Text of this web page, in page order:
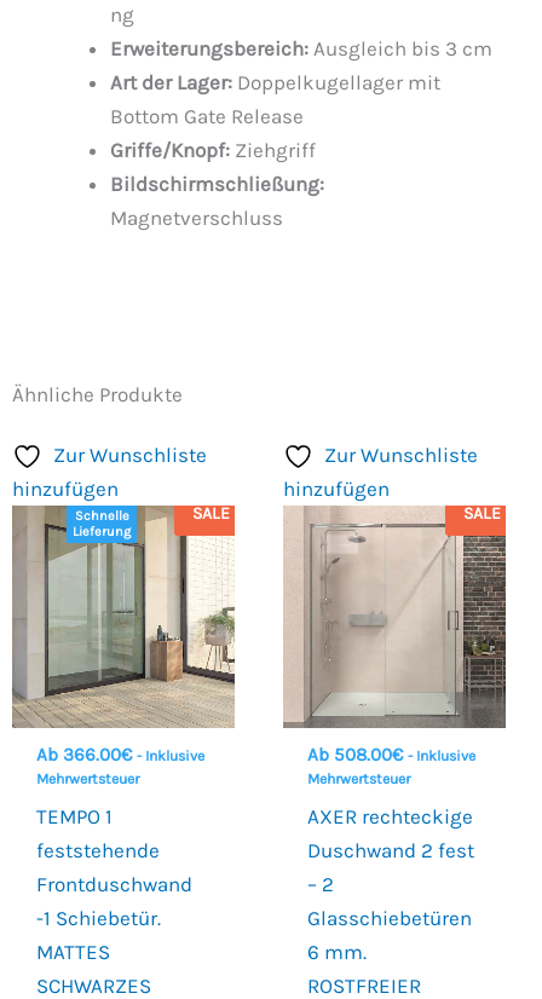
ng
Erweiterungsbereich: Ausgleich bis 3 cm
Art der Lager: Doppelkugellager mit
Bottom Gate Release
Griffe/Knopf: Ziehgriff
Bildschirmschließung:
Magnetverschluss
Ähnliche Produkte
Zur Wunschliste
hinzufügen
Schnelle
Lieferung
SALE
Ab 366.00€ - Inklusive
Mehrwertsteuer
TEMPO 1
feststehende
Frontduschwand
-1 Schiebetür.
MATTES
SCHWARZES
Zur Wunschliste
hinzufügen
SALE
Ab 508.00€ - Inklusive
Mehrwertsteuer
AXER rechteckige
Duschwand 2 fest
– 2
Glasschiebetüren
6 mm.
ROSTFREIER